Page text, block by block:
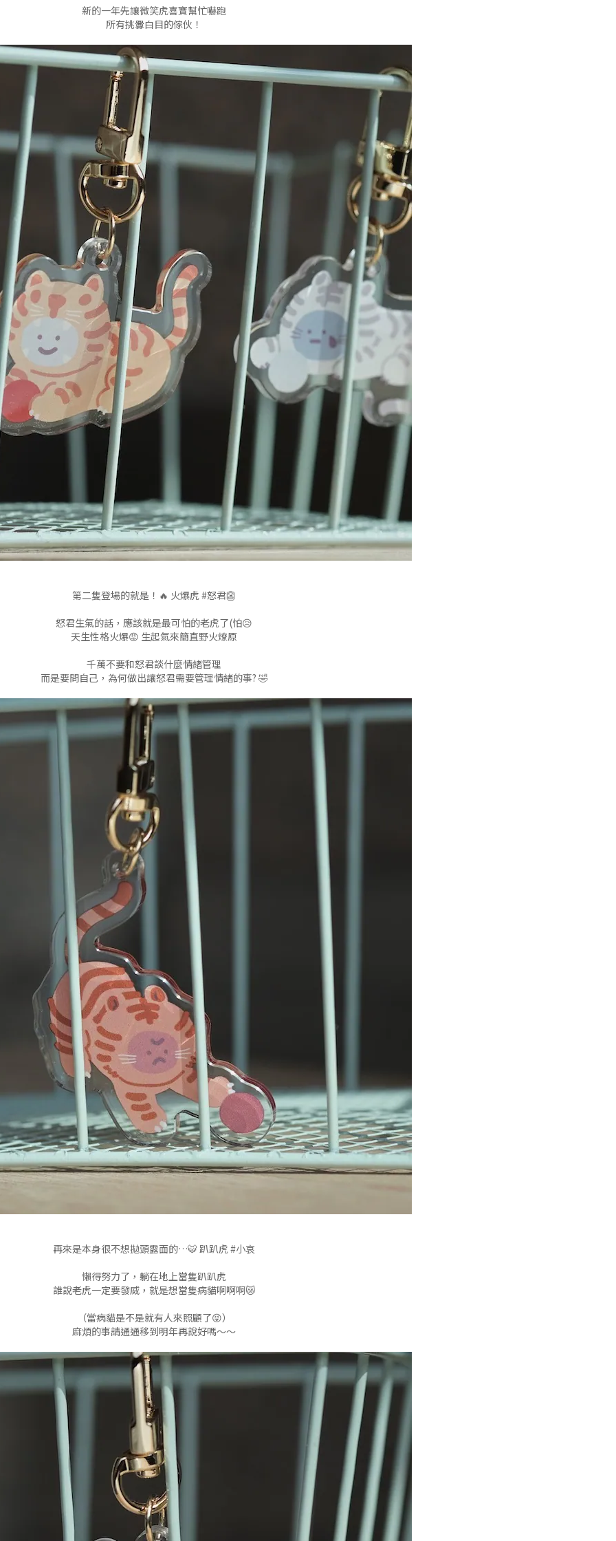
新的一年先讓微笑虎喜寶幫忙嚇跑
所有挑釁白目的傢伙！
第二隻登場的就是！🔥 火爆虎 #怒君👺
怒君生氣的話，應該就是最可怕的老虎了(怕😥
天生性格火爆😡 生起氣來簡直野火燎原
千萬不要和怒君談什麼情緒管理
而是要問自己，為何做出讓怒君需要管理情緒的事? 🤣
再來是本身很不想拋頭露面的…🐯 趴趴虎 #小哀
懶得努力了，躺在地上當隻趴趴虎
誰說老虎一定要發威，就是想當隻病貓啊啊啊😿
（當病貓是不是就有人來照顧了😝）
麻煩的事請通通移到明年再說好嗎～～